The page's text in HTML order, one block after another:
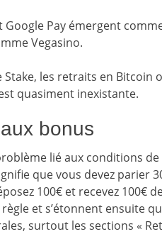
Google Pay émergent
Vegasino.
les retraits en Bitcoin
quasiment inexistante.
bonus
lié aux conditions de
que vous devez parier
100€ et recevez 100€
et s’étonnent ensuite
surtout les sections «